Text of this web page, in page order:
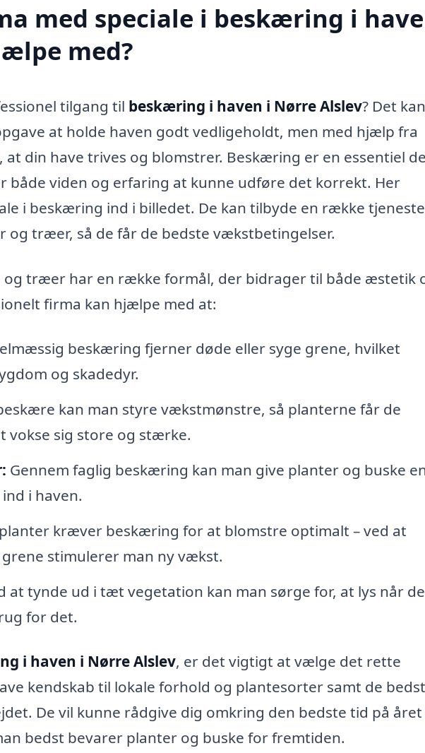
med speciale i beskæring i
med?
tilgang til beskæring i haven i Nørre Alslev? Det kan
at holde haven godt vedligeholdt, men med hjælp fra
din have trives og blomstrer. Beskæring er en essentiel
både viden og erfaring at kunne udføre det korrekt. Her
i beskæring ind i billedet. De kan tilbyde en række
og træer, så de får de bedste vækstbetingelser.
og træer har en række formål, der bidrager til både æstetik
firma kan hjælpe med at:
beskæring fjerner døde eller syge grene, hvilket
og skadedyr.
kan man styre vækstmønstre, så planterne får de
vokse sig store og stærke.
Gennem faglig beskæring kan man give planter og buske
i haven.
kræver beskæring for at blomstre optimalt – ved at
stimulerer man ny vækst.
at tynde ud i tæt vegetation kan man sørge for, at lys når de
for det.
i haven i Nørre Alslev, er det vigtigt at vælge det rette
kendskab til lokale forhold og plantesorter samt de
De vil kunne rådgive dig omkring den bedste tid på
bedst bevarer planter og buske for fremtiden.